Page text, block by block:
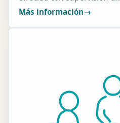
Más información→